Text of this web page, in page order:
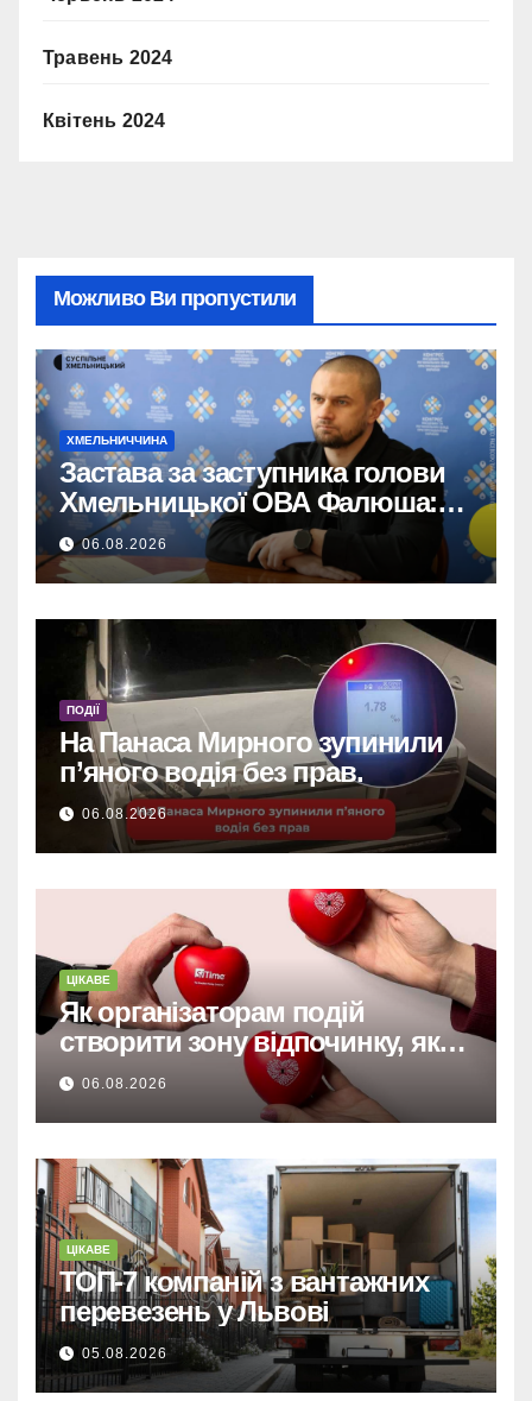
Травень 2024
Квітень 2024
Можливо Ви пропустили
ХМЕЛЬНИЧЧИНА
Застава за заступника голови
Хмельницької ОВА Фалюша:
майже 5 мільйонів гривень
внесено.
06.08.2026
ПОДІЇ
На Панаса Мирного зупинили
п’яного водія без прав.
06.08.2026
ЦІКАВЕ
Як організаторам подій
створити зону відпочинку, яку
запам’ятають гості
06.08.2026
ЦІКАВЕ
ТОП-7 компаній з вантажних
перевезень у Львові
05.08.2026